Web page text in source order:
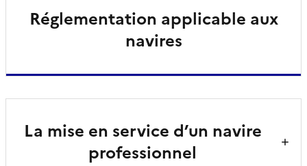
Réglementation applicable aux
navires
La mise en service d’un navire
professionnel